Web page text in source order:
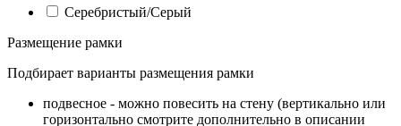
Серебристый/Серый
Размещение рамки
Подбирает варианты размещения рамки
подвесное - можно повесить на стену (вертикально или
горизонтально смотрите дополнительно в описании